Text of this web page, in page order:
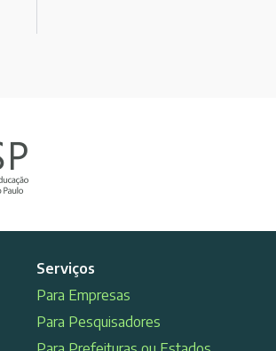
Serviços
Para Empresas
Para Pesquisadores